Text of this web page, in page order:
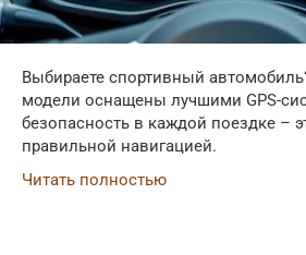
Выбираете спортивный
модели оснащены лучшими GPS-
безопасность в каждой поездке –
правильной навигацией.
Читать полностью